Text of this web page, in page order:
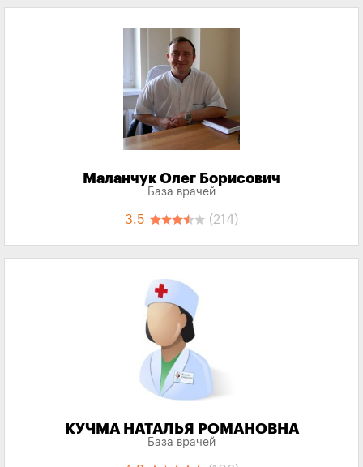
Маланчук Олег Борисович
База врачей
3.5 (214)
КУЧМА НАТАЛЬЯ РОМАНОВНА
База врачей